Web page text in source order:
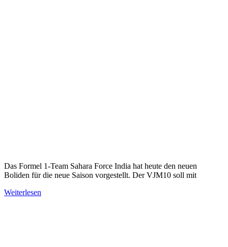
Das Formel 1-Team Sahara Force India hat heute den neuen
Boliden für die neue Saison vorgestellt. Der VJM10 soll mit
Weiterlesen